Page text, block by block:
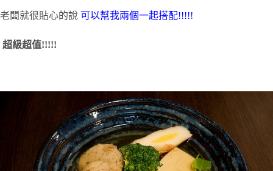
老闆就很貼心的說 可以幫我兩個一起搭配!!!!!
超級超值!!!!!